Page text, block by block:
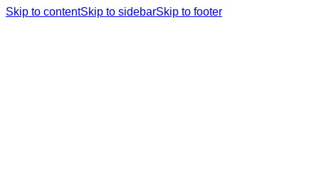
Skip to contentSkip to sidebarSkip to footer